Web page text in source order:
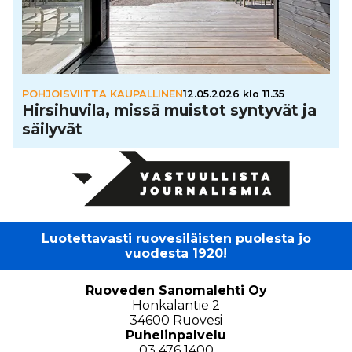
POHJOISVIITTA KAUPALLINEN12.05.2026 klo 11.35
Hir­si­hu­vila, missä muistot syntyvät ja
säilyvät
Luotettavasti ruovesiläisten puolesta jo
vuodesta 1920!
Ruoveden Sanomalehti Oy
Honkalantie 2
34600 Ruovesi
Puhelinpalvelu